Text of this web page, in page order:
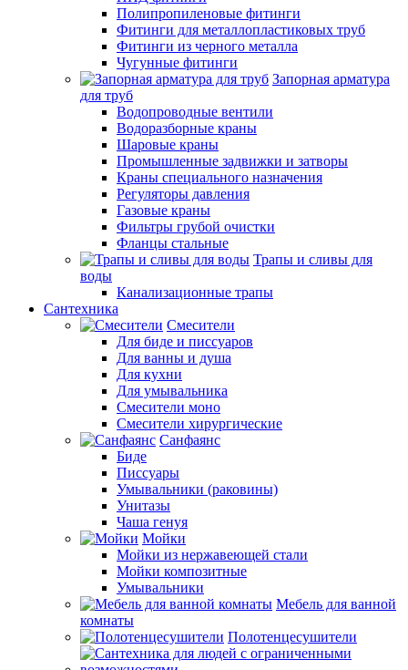
Полипропиленовые фитинги
Фитинги для металлопластиковых труб
Фитинги из черного металла
Чугунные фитинги
Запорная арматура
для труб
Водопроводные вентили
Водоразборные краны
Шаровые краны
Промышленные задвижки и затворы
Краны специального назначения
Регуляторы давления
Газовые краны
Фильтры грубой очистки
Фланцы стальные
Трапы и сливы для
воды
Канализационные трапы
Сантехника
Смесители
Для биде и писсуаров
Для ванны и душа
Для кухни
Для умывальника
Смесители моно
Смесители хирургические
Санфаянс
Биде
Писсуары
Умывальники (раковины)
Унитазы
Чаша генуя
Мойки
Мойки из нержавеющей стали
Мойки композитные
Умывальники
Мебель для ванной
комнаты
Полотенцесушители